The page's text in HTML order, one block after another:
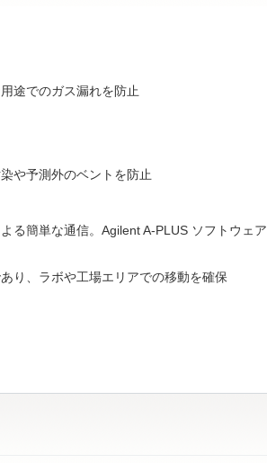
途でのガス漏れを防止
や予測外のベントを防止
る簡単な通信。Agilent A-PLUS ソフトウェア
り、ラボや工場エリアでの移動を確保